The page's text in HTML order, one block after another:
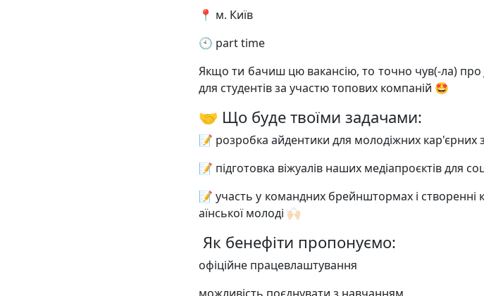
📍 м. Київ
🕙 part time
Якщо ти бачиш цю вакансію, то точно чув(-ла) про
для студентів за участю топових компаній 🤩
🤝 Що буде твоїми задачами:
📝 розробка айдентики для молодіжних кар'єрних
📝 підготовка віжуалів наших медіапроєктів для
📝 участь у командних брейнштормах і створенні
аїнської молоді 🙌🏻
️ Як бенефіти пропонуємо:
офіційне працевлаштування